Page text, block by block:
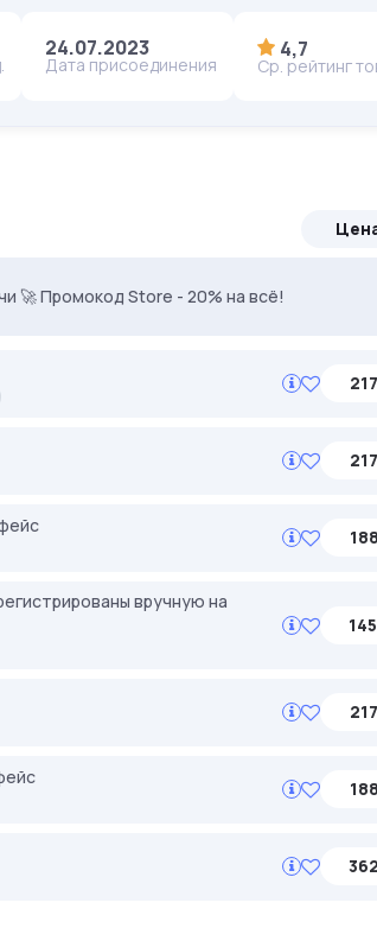
24.07.2023
Дата присоединения
4,7
Ср. рейтинг
Чистые IP, минимум банов.
🚀 Промокод Store - 20% на всё!
вручную на